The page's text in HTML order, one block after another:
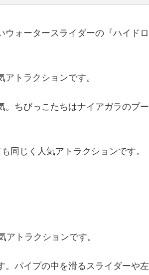
ウォータースライダーの『ハイドロ
トラクションです。
。ちびっこたちはナイアガラのプー
同じく人気アトラクションです。
トラクションです。
。パイプの中を滑るスライダーや左